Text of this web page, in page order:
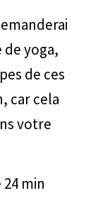
yoga,
de ces
car cela
votre
min